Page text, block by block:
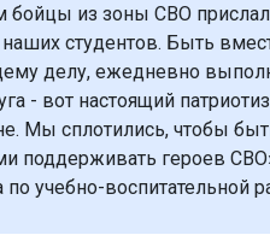
бойцы из зоны СВО
студентов. Быть
делу, ежедневно
- вот настоящий
Мы сплотились, чтобы
героев
учебно-воспитательной